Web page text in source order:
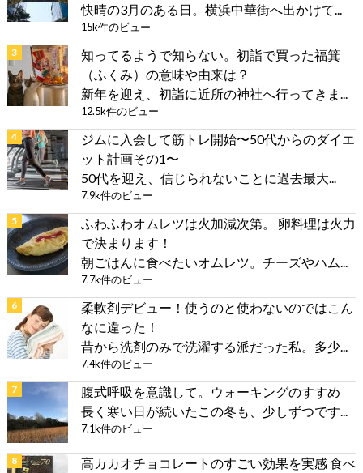
快晴の3月のある日。横浜中華街へ出かけて...
15k件のビュー
知ってるようで知らない。初詣で買った福箕
（ふくみ）の意味や由来は？
新年を迎え、初詣に近所の神社へ行ってきま...
12.5k件のビュー
ジムに入会して筋トレ開始〜50代からのダイエ
ット計画その1〜
50代を迎え、信じられないことに過去最大...
7.9k件のビュー
ふわふわオムレツは火加減次第。 卵料理は火力
で決まります！
朝ごはんに食べたいオムレツ。チーズやハム...
7.7k件のビュー
柔軟剤デビュー！使うのと使わないのではこん
なに違った！
昔から洗剤のみで洗濯する派だった私。多少...
7.4k件のビュー
腹式呼吸を意識して。ウォーキングのすすめ
長く寒い日が続いたこの冬も、少しずつです...
7.1k件のビュー
高カカオチョコレートのすごい効果を実感 食べ